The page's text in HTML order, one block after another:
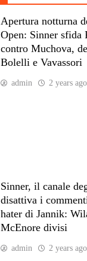
Apertura notturna
Open: Sinner sfida
contro Muchova,
Bolelli e Vavassori
admin 2 years ago
Sinner, il canale
disattiva i
hater di Jannik:
McEnore divisi
admin 2 years ago